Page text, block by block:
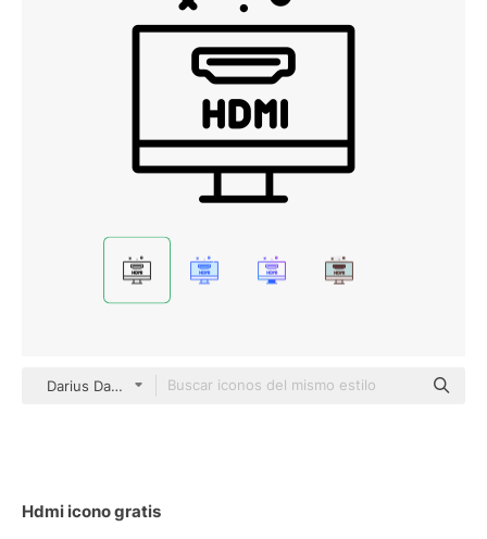
Darius Dan Lineal
Hdmi icono gratis